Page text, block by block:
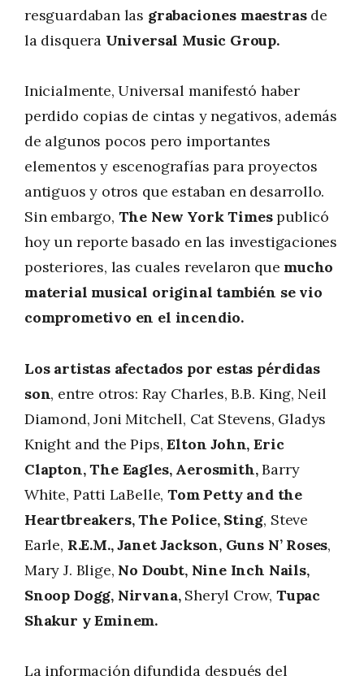
resguardaban las grabaciones maestras de
la disquera Universal Music Group.
Inicialmente, Universal manifestó haber
perdido copias de cintas y negativos, además
de algunos pocos pero importantes
elementos y escenografías para proyectos
antiguos y otros que estaban en desarrollo.
Sin embargo, The New York Timespublicó
hoy un reporte basado en las investigaciones
posteriores, las cuales revelaron que mucho
material musical original también se vio
comprometivo en el incendio.
Los artistas afectados por estas pérdidas
son, entre otros: Ray Charles, B.B. King, Neil
Diamond, Joni Mitchell, Cat Stevens, Gladys
Knight and the Pips,Elton John, Eric
Clapton, The Eagles, Aerosmith,Barry
White, Patti LaBelle,Tom Petty and the
Heartbreakers, The Police, Sting, Steve
Earle, R.E.M., Janet Jackson, Guns N’ Roses,
Mary J. Blige, No Doubt, Nine Inch Nails,
Snoop Dogg, Nirvana, Sheryl Crow, Tupac
Shakur y Eminem.
La información difundida después del